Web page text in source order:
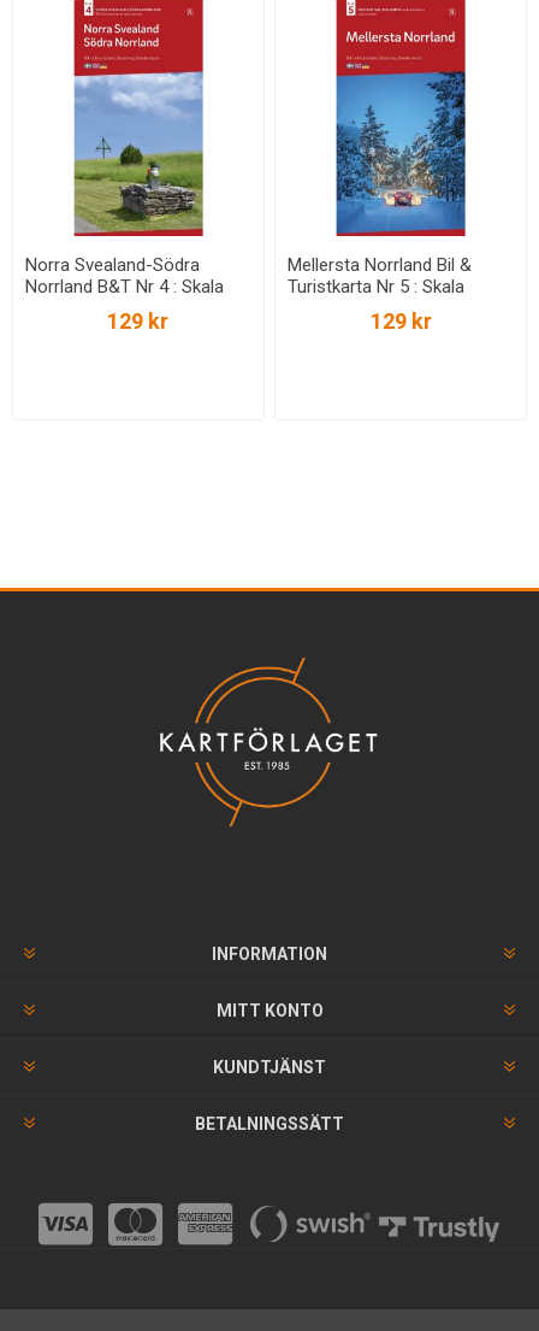
Norra Svealand-Södra
Norrland B&T Nr 4 : Skala
129 kr
Mellersta Norrland Bil &
Turistkarta Nr 5 : Skala
129 kr
INFORMATION
MITT KONTO
KUNDTJÄNST
BETALNINGSSÄTT